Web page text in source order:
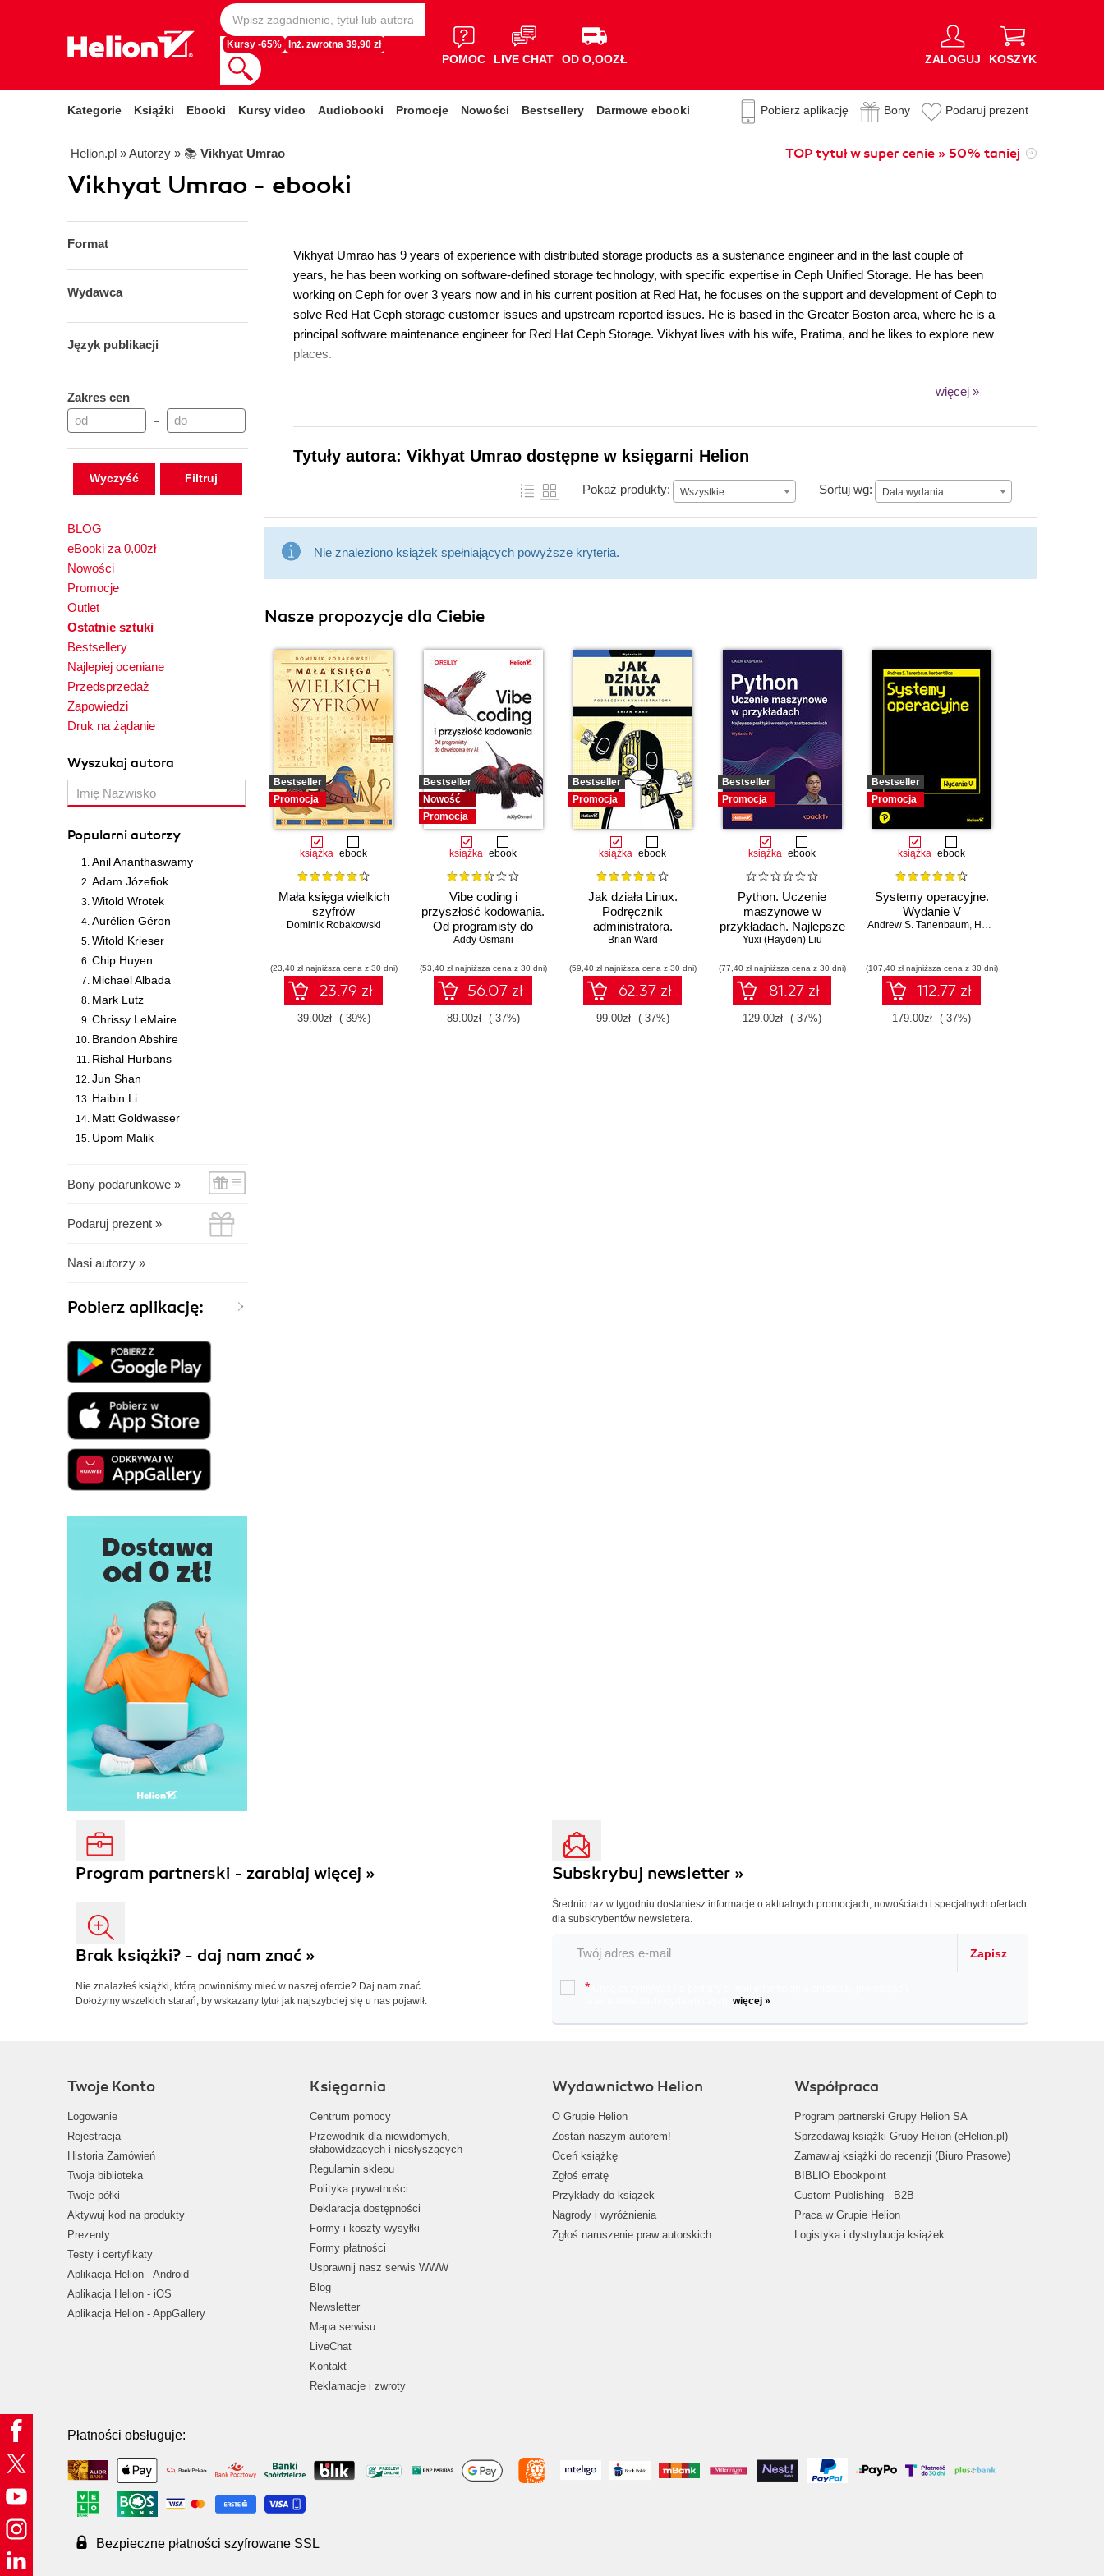
Kursy -65% Inż. zwrotna 39,90 zł
POMOC LIVE CHAT OD O,OOZŁ ZALOGUJ KOSZYK
Kategorie Książki Ebooki Kursy video Audiobooki Promocje Nowości Bestsellery Darmowe ebooki Pobierz aplikację Bony Podaruj prezent
Helion.pl » Autorzy » 📚 Vikhyat Umrao TOP tytuł w super cenie » 50% taniej
Vikhyat Umrao - ebooki
Format
Wydawca
Język publikacji
Zakres cen
–
Wyczyść
BLOG
eBooki za 0,00zł
Nowości
Promocje
Outlet
Ostatnie sztuki
Bestsellery
Najlepiej oceniane
Przedsprzedaż
Zapowiedzi
Druk na żądanie
Wyszukaj autora
Popularni autorzy
Anil Ananthaswamy
Adam Józefiok
Witold Wrotek
Aurélien Géron
Witold Krieser
Chip Huyen
Michael Albada
Mark Lutz
Chrissy LeMaire
Brandon Abshire
Rishal Hurbans
Jun Shan
Haibin Li
Matt Goldwasser
Upom Malik
Bony podarunkowe »
Podaruj prezent »
Nasi autorzy »
Pobierz aplikację:
Vikhyat Umrao has 9 years of experience with distributed storage products as a sustenance engineer and in the last couple of
years, he has been working on software-defined storage technology, with specific expertise in Ceph Unified Storage. He has been
working on Ceph for over 3 years now and in his current position at Red Hat, he focuses on the support and development of Ceph to
solve Red Hat Ceph storage customer issues and upstream reported issues. He is based in the Greater Boston area, where he is a
principal software maintenance engineer for Red Hat Ceph Storage. Vikhyat lives with his wife, Pratima, and he likes to explore new
places.
więcej »
Tytuły autora: Vikhyat Umrao dostępne w księgarni Helion
Pokaż produkty: Wszystkie Sortuj wg: Data wydania
Data wydania
Nie znaleziono książek spełniających powyższe kryteria.
Nasze propozycje dla Ciebie
Bestseller
Promocja
książka ebook
Mała księga wielkich
szyfrów
Dominik Robakowski
(23,40 zł najniższa cena z 30 dni)
23.79 zł
39.00zł (-39%)
Bestseller
Nowość
Promocja
książka ebook
Vibe coding i
przyszłość kodowania.
Od programisty do
dewelopera ery AI
Addy Osmani
(53,40 zł najniższa cena z 30 dni)
56.07 zł
89.00zł (-37%)
Bestseller
Promocja
książka ebook
Jak działa Linux.
Podręcznik
administratora.
Wydanie III
Brian Ward
(59,40 zł najniższa cena z 30 dni)
62.37 zł
99.00zł (-37%)
Bestseller
Promocja
książka ebook
Python. Uczenie
maszynowe w
przykładach. Najlepsze
praktyki w realnych
Wydanie IV
Yuxi (Hayden) Liu
(77,40 zł najniższa cena z 30 dni)
81.27 zł
129.00zł (-37%)
Bestseller
Promocja
książka ebook
Systemy operacyjne.
Wydanie V
Andrew S. Tanenbaum, Herbert Bos
(107,40 zł najniższa cena z 30 dni)
112.77 zł
179.00zł (-37%)
Program partnerski - zarabiaj więcej »
Brak książki? - daj nam znać »
Nie znalazłeś książki, którą powinniśmy mieć w naszej ofercie? Daj nam znać.
Dołożymy wszelkich starań, by wskazany tytuł jak najszybciej się u nas pojawił.
Subskrybuj newsletter »
Średnio raz w tygodniu dostaniesz informacje o aktualnych promocjach, nowościach i specjalnych ofertach
dla subskrybentów newslettera.
Zapisz
*
więcej »
Twoje Konto
Logowanie
Rejestracja
Historia Zamówień
Twoja biblioteka
Twoje półki
Aktywuj kod na produkty
Prezenty
Testy i certyfikaty
Aplikacja Helion - Android
Aplikacja Helion - iOS
Aplikacja Helion - AppGallery
Księgarnia
Centrum pomocy
Przewodnik dla niewidomych,
słabowidzących i niesłyszących
Regulamin sklepu
Polityka prywatności
Deklaracja dostępności
Formy i koszty wysyłki
Formy płatności
Usprawnij nasz serwis WWW
Blog
Newsletter
Mapa serwisu
LiveChat
Kontakt
Reklamacje i zwroty
Wydawnictwo Helion
O Grupie Helion
Zostań naszym autorem!
Oceń książkę
Zgłoś erratę
Przykłady do książek
Nagrody i wyróżnienia
Zgłoś naruszenie praw autorskich
Współpraca
Program partnerski Grupy Helion SA
Sprzedawaj książki Grupy Helion (eHelion.pl)
Zamawiaj książki do recenzji (Biuro Prasowe)
BIBLIO Ebookpoint
Custom Publishing - B2B
Praca w Grupie Helion
Logistyka i dystrybucja książek
Płatności obsługuje:
Bezpieczne płatności szyfrowane SSL